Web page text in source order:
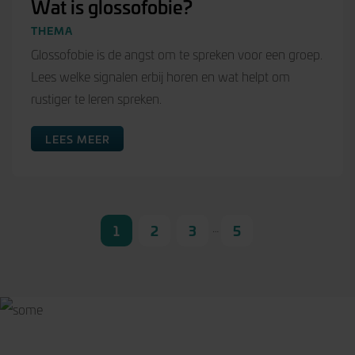
Wat is glossofobie?
THEMA
Glossofobie is de angst om te spreken voor een groep.
Lees welke signalen erbij horen en wat helpt om
rustiger te leren spreken.
LEES MEER
1 2 3 … 5